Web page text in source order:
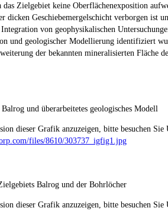
das Zielgebiet keine Oberflächenexposition
dicken Geschiebemergelschicht verborgen ist
von geophysikalischen
und geologischer Modellierung identifiziert
der bekannten mineralisierten Fläche
und überarbeitetes geologisches Modell
dieser Grafik anzuzeigen, bitte besuchen Sie
files/8610/303737_igfig1.jpg
Balrog und der Bohrlöcher
dieser Grafik anzuzeigen, bitte besuchen Sie